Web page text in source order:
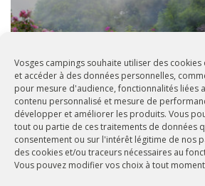
Vosges campings souhaite utiliser des
et accéder à des données personnelles,
pour mesure d'audience, fonctionnalités liées
contenu personnalisé et mesure de
développer et améliorer les produits. Vous
tout ou partie de ces traitements de données
consentement ou sur l'intérêt légitime de nos
des cookies et/ou traceurs nécessaires au
Vous pouvez modifier vos choix à tout
+
LES JARDINS